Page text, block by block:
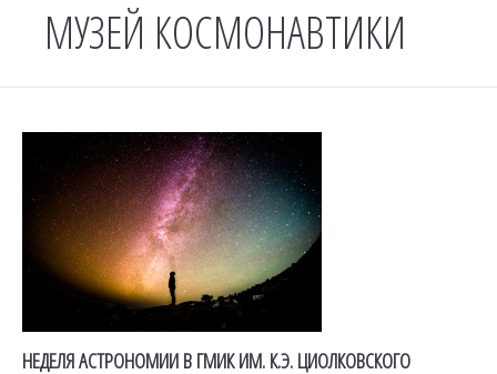
МУЗЕЙ КОСМОНАВТИКИ
НЕДЕЛЯ АСТРОНОМИИ В ГМИК ИМ. К.Э. ЦИОЛКОВСКОГО